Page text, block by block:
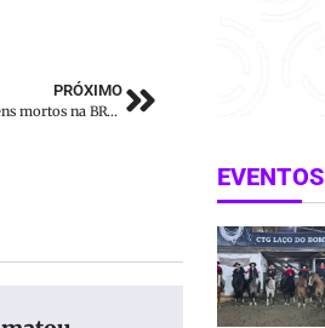
PRÓXIMO
Colisão entre caminhão e carro deixa dois homens mortos na BR-280, em Canoinhas
EVENTOS